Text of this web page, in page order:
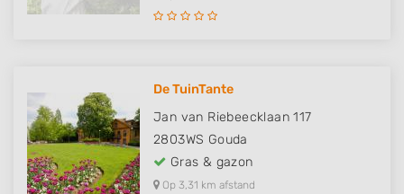
De TuinTante
Jan van Riebeecklaan 117
2803WS Gouda
Gras & gazon
Op 3,31 km afstand